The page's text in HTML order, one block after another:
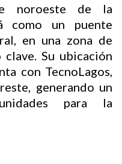
noroeste de la
como un puente
en una zona de
Su ubicación
con TecnoLagos,
generando un
para la